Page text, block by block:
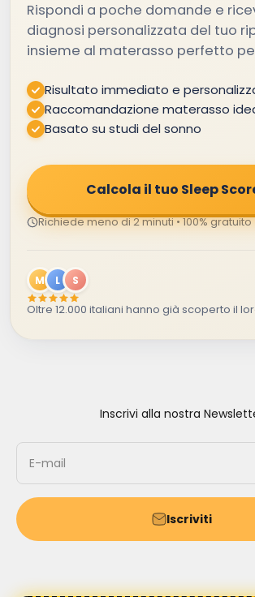
Rispondi a poche domande e
diagnosi personalizzata del tuo
insieme al materasso perfetto
Risultato immediato e
Raccomandazione materasso
Basato su studi del sonno
Calcola il tuo Sleep
Richiede meno di 2 minuti • 100% gratuito
M L S
Oltre 12.000 italiani hanno già scoperto il
Inscrivi alla nostra
E-mail
Iscriviti